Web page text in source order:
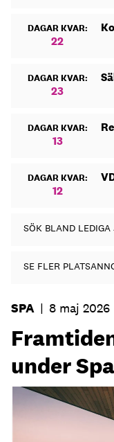
DAGAR KVAR:
22
DAGAR KVAR:
23
DAGAR KVAR:
13
DAGAR KVAR:
12
SÖK BLAND LEDIGA
SE FLER
SPA | 8 maj 2026
under
Hotel Skansen i